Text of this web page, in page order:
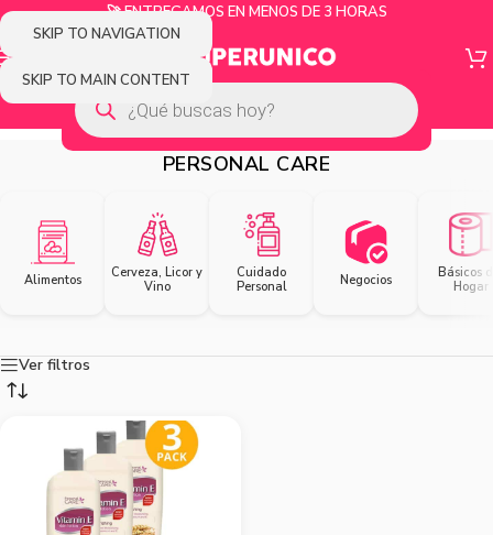
SKIP TO NAVIGATION
SKIP TO MAIN CONTENT
🚀 ENTREGAMOS EN MENOS DE 3 HORAS
PERSONAL CARE
Alimentos
Cerveza, Licor y
Vino
Cuidado
Personal
Negocios
Básicos
Hogar
Ver filtros